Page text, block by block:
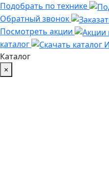
Подобрать по технике
Обратный звонок
Посмотреть акции
каталог
Каталог
×